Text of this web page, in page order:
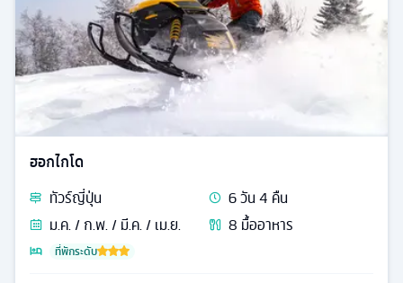
ฮอกไกโด
ทัวร์ญี่ปุ่น 6วัน4 คืน
ม.ค. / ก.พ. / มี.ค. / เม.ย.
8 มื้ออาหาร
ที่พักระดับ